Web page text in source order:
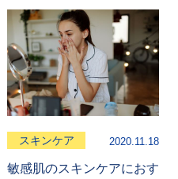
スキンケア 2020.11.18
敏感肌のスキンケアにおす